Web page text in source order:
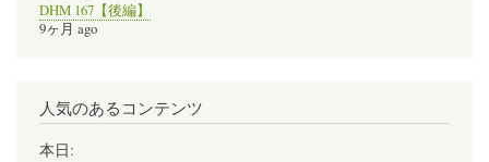
DHM 167【後編】
9ヶ月 ago
人気のあるコンテンツ
本日: